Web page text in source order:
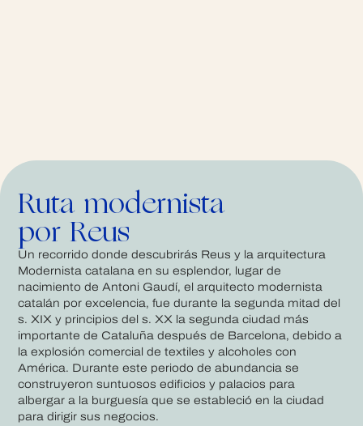
Ruta modernista
por Reus
Un recorrido donde descubrirás Reus y la arquitectura
Modernista catalana en su esplendor, lugar de
nacimiento de Antoni Gaudí, el arquitecto modernista
catalán por excelencia, fue durante la segunda mitad del
s. XIX y principios del s. XX la segunda ciudad más
importante de Cataluña después de Barcelona, ​​debido a
la explosión comercial de textiles y alcoholes con
América. Durante este periodo de abundancia se
construyeron suntuosos edificios y palacios para
albergar a la burguesía que se estableció en la ciudad
para dirigir sus negocios.